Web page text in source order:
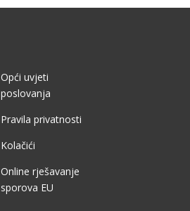
Opći uvjeti
poslovanja
Pravila privatnosti
Kolačići
Online rješavanje
sporova EU